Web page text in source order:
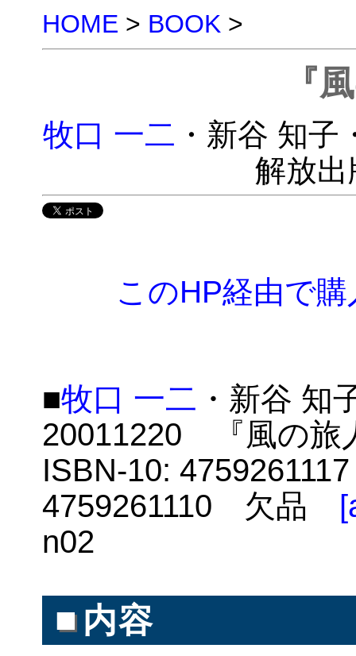
HOME > BOOK >
『
牧口 一二 ・新谷 知
解放
このHP経由で
■牧口 一二 ・新谷
20011220 『風の旅
ISBN-10:
4759261110 欠品
n02
■ 内容